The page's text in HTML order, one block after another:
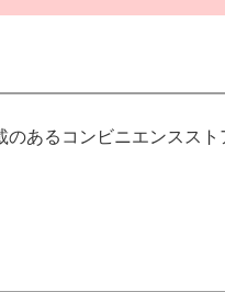
あるコンビニエンススト